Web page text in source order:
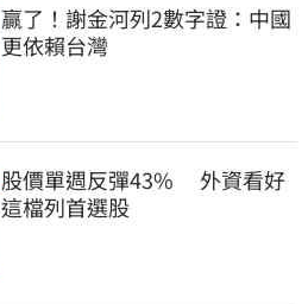
贏了！謝金河列2數字證：中國
更依賴台灣
股價單週反彈43%　 外資看好
這檔列首選股